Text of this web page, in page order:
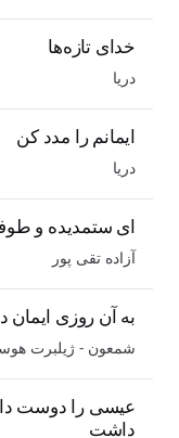
خدای تازه‌ها
دریا
ایمانم را مدد کن
دریا
ای ستمدیده و
آزاده تقی پور
به آن روزی ایمان
شمعون - ژیلبرت
عیسی را دوست
داشت